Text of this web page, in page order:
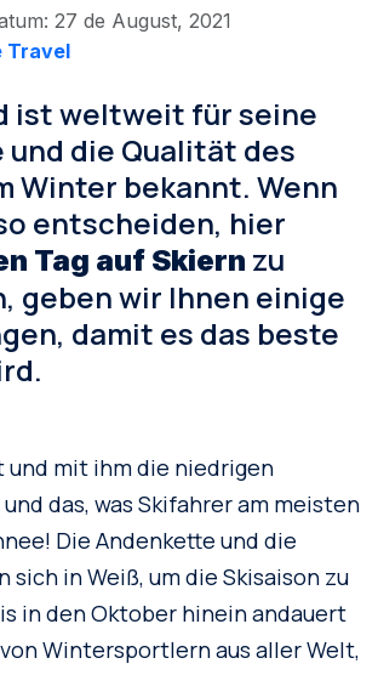
27 de August, 2021
Travel
ist weltweit für seine
die Qualität des
Winter bekannt. Wenn
entscheiden, hier
Tag auf Skiern zu
geben wir Ihnen einige
damit es das beste
und mit ihm die niedrigen
das, was Skifahrer am meisten
Die Andenkette und die
sich in Weiß, um die Skisaison zu
in den Oktober hinein andauert
Wintersportlern aus aller Welt,